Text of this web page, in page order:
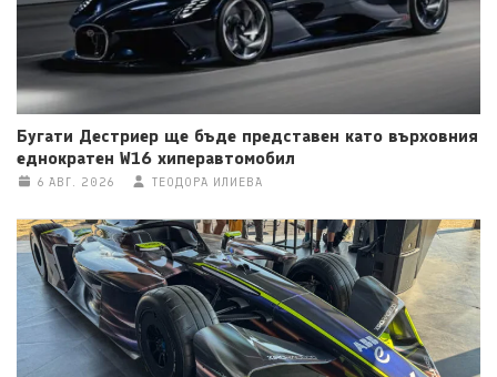
Бугати Дестриер ще бъде представен като върховния
еднократен W16 хиперавтомобил
6 АВГ. 2026 ТЕОДОРА ИЛИЕВА